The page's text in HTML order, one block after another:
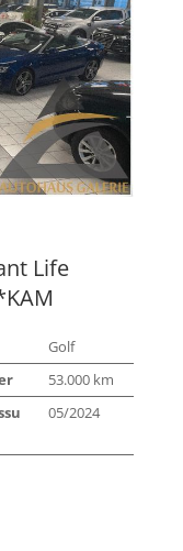
Life
Golf
53.000 km
05/2024